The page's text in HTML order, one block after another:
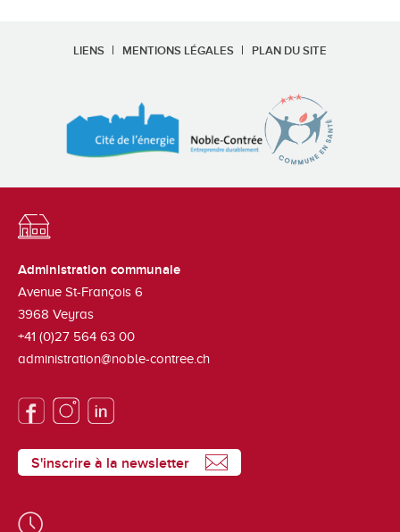
LIENS MENTIONS LÉGALES PLAN DU SITE
Administration communale
Avenue St-François 6
3968 Veyras
+41 (0)27 564 63 00
administration@noble-contree.ch
S'inscrire à la newsletter